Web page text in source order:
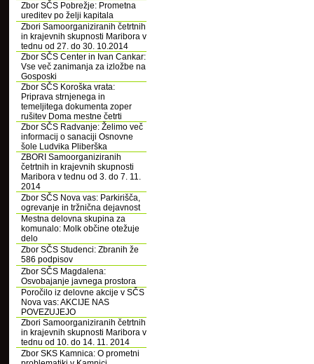
Zbor SČS Pobrežje: Prometna
ureditev po želji kapitala
Zbori Samoorganiziranih četrtnih
in krajevnih skupnosti Maribora v
tednu od 27. do 30. 10.2014
Zbor SČS Center in Ivan Cankar:
Vse več zanimanja za izložbe na
Gosposki
Zbor SČS Koroška vrata:
Priprava strnjenega in
temeljitega dokumenta zoper
rušitev Doma mestne četrti
Zbor SČS Radvanje: Želimo več
informacij o sanaciji Osnovne
šole Ludvika Pliberška
ZBORI Samoorganiziranih
četrtnih in krajevnih skupnosti
Maribora v tednu od 3. do 7. 11.
2014
Zbor SČS Nova vas: Parkirišča,
ogrevanje in tržnična dejavnost
Mestna delovna skupina za
komunalo: Molk občine otežuje
delo
Zbor SČS Studenci: Zbranih že
586 podpisov
Zbor SČS Magdalena:
Osvobajanje javnega prostora
Poročilo iz delovne akcije v SČS
Nova vas: AKCIJE NAS
POVEZUJEJO
Zbori Samoorganiziranih četrtnih
in krajevnih skupnosti Maribora v
tednu od 10. do 14. 11. 2014
Zbor SKS Kamnica: O prometni